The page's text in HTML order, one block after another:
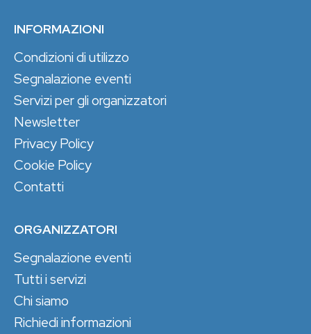
INFORMAZIONI
Condizioni di utilizzo
Segnalazione eventi
Servizi per gli organizzatori
Newsletter
Privacy Policy
Cookie Policy
Contatti
ORGANIZZATORI
Segnalazione eventi
Tutti i servizi
Chi siamo
Richiedi informazioni